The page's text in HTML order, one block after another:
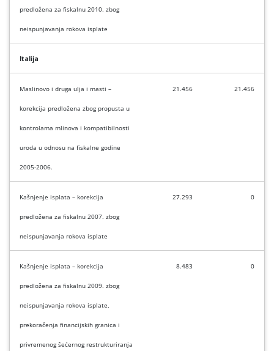
predložena za fiskalnu 2010. zbog
neispunjavanja rokova isplate
Italija
Maslinovo i druga ulja i masti –
korekcija predložena zbog propusta u
kontrolama mlinova i kompatibilnosti
uroda u odnosu na fiskalne godine
2005-2006.
21.456 21.456
Kašnjenje isplata – korekcija
predložena za fiskalnu 2007. zbog
neispunjavanja rokova isplate
27.293 0
Kašnjenje isplata – korekcija
predložena za fiskalnu 2009. zbog
neispunjavanja rokova isplate,
prekoračenja financijskih granica i
privremenog šećernog restrukturiranja
8.483 0